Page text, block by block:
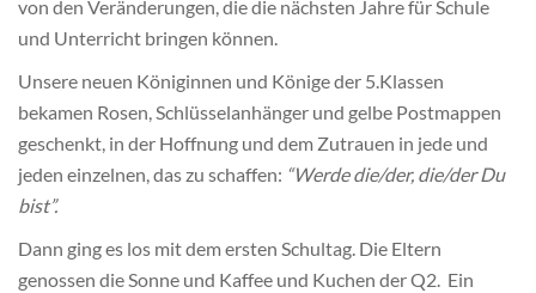
von den Veränderungen, die die nächsten Jahre für Schule
und Unterricht bringen können.
Unsere neuen Königinnen und Könige der 5.Klassen
bekamen Rosen, Schlüsselanhänger und gelbe Postmappen
geschenkt, in der Hoffnung und dem Zutrauen in jede und
jeden einzelnen, das zu schaffen: “Werde die/der, die/der Du
bist”.
Dann ging es los mit dem ersten Schultag. Die Eltern
genossen die Sonne und Kaffee und Kuchen der Q2. Ein